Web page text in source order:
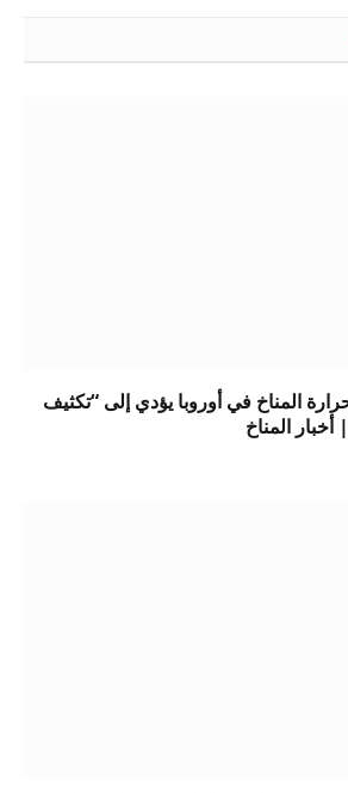
المناخ في أوروبا يؤدي إلى “تكثيف
المناخ